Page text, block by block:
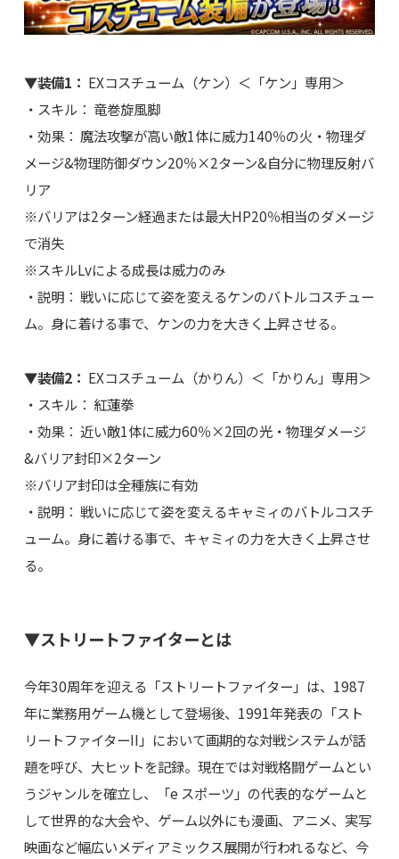
▼装備1： EXコスチューム（ケン）＜「ケン」専用＞
・スキル： 竜巻旋風脚
・効果： 魔法攻撃が高い敵1体に威力140％の火・物理ダ
メージ&物理防御ダウン20％×2ターン&自分に物理反射バ
リア
※バリアは2ターン経過または最大HP20％相当のダメージ
で消失
※スキルLvによる成長は威力のみ
・説明： 戦いに応じて姿を変えるケンのバトルコスチュー
ム。身に着ける事で、ケンの力を大きく上昇させる。
▼装備2： EXコスチューム（かりん）＜「かりん」専用＞
・スキル： 紅蓮拳
・効果： 近い敵1体に威力60％×2回の光・物理ダメージ
&バリア封印×2ターン
※バリア封印は全種族に有効
・説明： 戦いに応じて姿を変えるキャミィのバトルコスチ
ューム。身に着ける事で、キャミィの力を大きく上昇させ
る。
▼ストリートファイターとは
今年30周年を迎える「ストリートファイター」は、1987
年に業務用ゲーム機として登場後、1991年発表の「スト
リートファイターII」において画期的な対戦システムが話
題を呼び、大ヒットを記録。現在では対戦格闘ゲームとい
うジャンルを確立し、「e スポーツ」の代表的なゲームと
して世界的な大会や、ゲーム以外にも漫画、アニメ、実写
映画など幅広いメディアミックス展開が行われるなど、今